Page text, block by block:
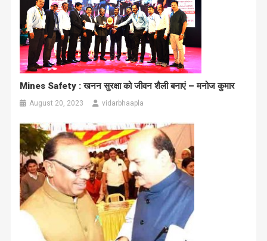
Mines Safety : खनन सुरक्षा को जीवन शैली बनाएं – मनोज कुमार
August 20, 2023 vidarbhaapla